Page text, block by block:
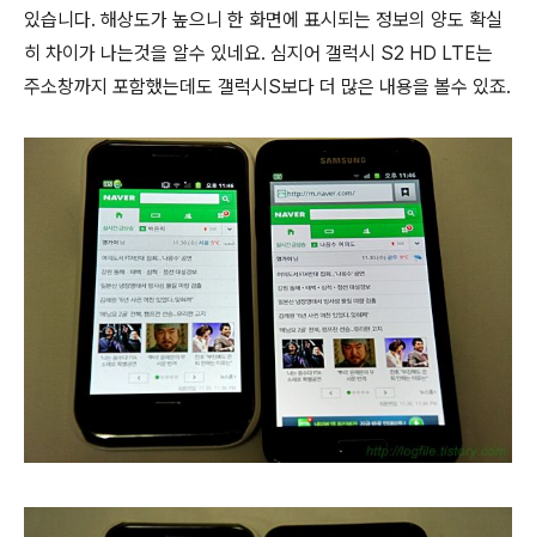
있습니다. 해상도가 높으니 한 화면에 표시되는 정보의 양도 확실
히 차이가 나는것을 알수 있네요. 심지어 갤럭시 S2 HD LTE는
주소창까지 포함했는데도 갤럭시S보다 더 많은 내용을 볼수 있죠.